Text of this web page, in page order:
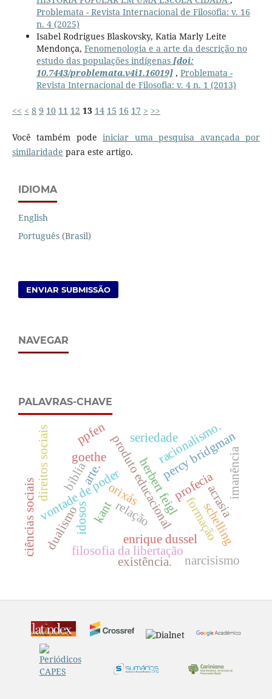
Problemata - Revista Internacional de Filosofia: v. 16
n. 4 (2025)
Isabel Rodrigues Blaskovsky, Katia Marly Leite
Mendonça, Fenomenologia e a arte da descrição no
estudo das populações indígenas [doi:
10.7443/problemata.v4i1.16019], Problemata -
Revista Internacional de Filosofia: v. 4 n. 1 (2013)
<< < 8 9 10 11 12 13 14 15 16 17 > >>
Você também podeiniciar uma pesquisa avançada por
similaridade para este artigo.
IDIOMA
English
Português (Brasil)
ENVIAR SUBMISSÃO
NAVEGAR
PALAVRAS-CHAVE
kant herbert feigl
bíblia profecia
produto educacional
relação
vontade de poder acrasia
formação
percy bridgman
idosos
direitos sociais
enrique dussel
filosofia da libertação
arte.
schelling
racionalismo.
existência.
goethe
dualismo
ciências sociais
imanência
narcisismo
seriedade
ppfen
orixás